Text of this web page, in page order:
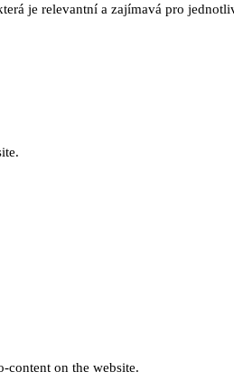
je relevantní a zajímavá pro
content on the website.